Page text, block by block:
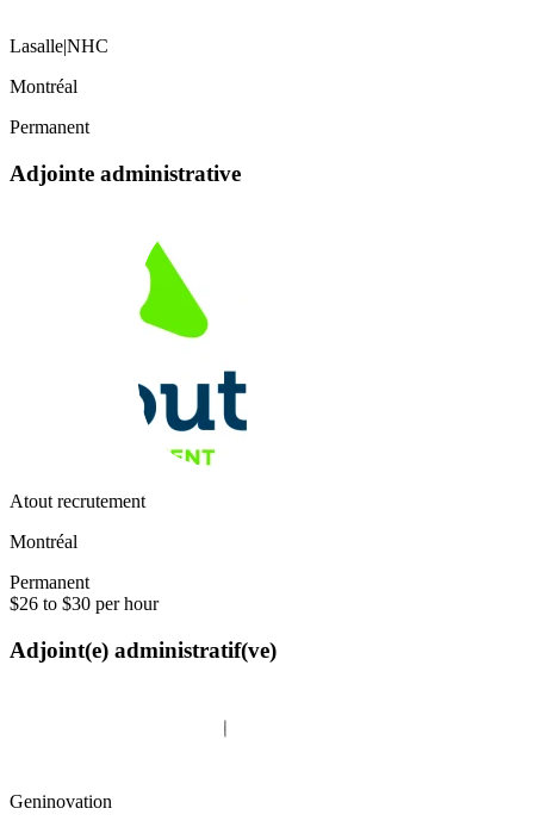
Lasalle|NHC
Montréal
Permanent
Adjointe administrative
Atout recrutement
Montréal
Permanent
$26 to $30 per hour
Adjoint(e) administratif(ve)
Geninovation